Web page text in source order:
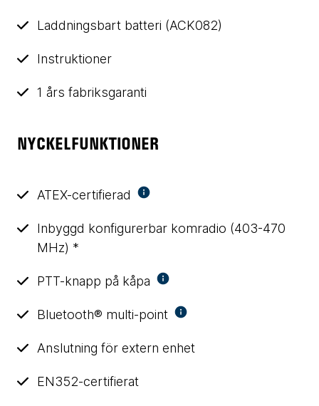
Laddningsbart batteri (ACK082)
Instruktioner
1 års fabriksgaranti
NYCKELFUNKTIONER
ATEX-certifierad
Inbyggd konfigurerbar komradio (403-470
MHz) *
PTT-knapp på kåpa
Bluetooth® multi-point
Anslutning för extern enhet
EN352-certifierat